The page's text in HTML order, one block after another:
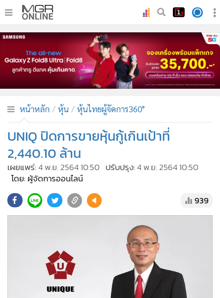
• หน้าหลัก
ทันเหตุการณ์
ภาคใต้
• ภูมิภาค
• บันเทิง
• คอลัมนิสต์
• ละคร
CbizReview
• ผู้จัดกวน
Management & HR
MGR Live
หน้าหลัก หุ้น หุ้นไทยผู้จัดการ360°
UNIQ ปิดการขายหุ้นกู้เกินเป้าที่
2,440.10 ล้าน
เผยแพร่:4 พ.ย. 2564 10:50 ปรับปรุง:4 พ.ย. 2564 10:50
โดย: ผู้จัดการออนไลน์
939